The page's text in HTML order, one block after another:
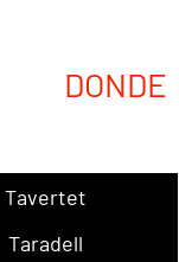
Tavertet
Taradell